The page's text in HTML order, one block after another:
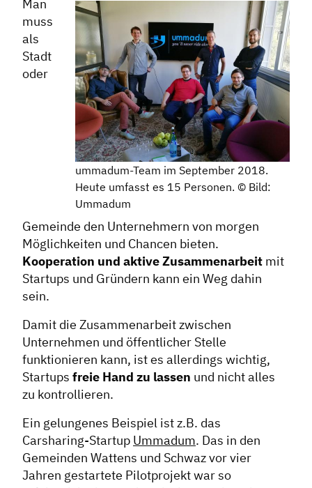
ummadum-Team im September 2018.
Heute umfasst es 15 Personen. © Bild:
Ummadum
Man
muss
als
Stadt
oder
Gemeinde den Unternehmern von morgen
Möglichkeiten und Chancen bieten.
Kooperation und aktive Zusammenarbeit mit
Startups und Gründern kann ein Weg dahin
sein.
Damit die Zusammenarbeit zwischen
Unternehmen und öffentlicher Stelle
funktionieren kann, ist es allerdings wichtig,
Startups freie Hand zu lassen und nicht alles
zu kontrollieren.
Ein gelungenes Beispiel ist z.B. das
Carsharing-Startup Ummadum. Das in den
Gemeinden Wattens und Schwaz vor vier
Jahren gestartete Pilotprojekt war so